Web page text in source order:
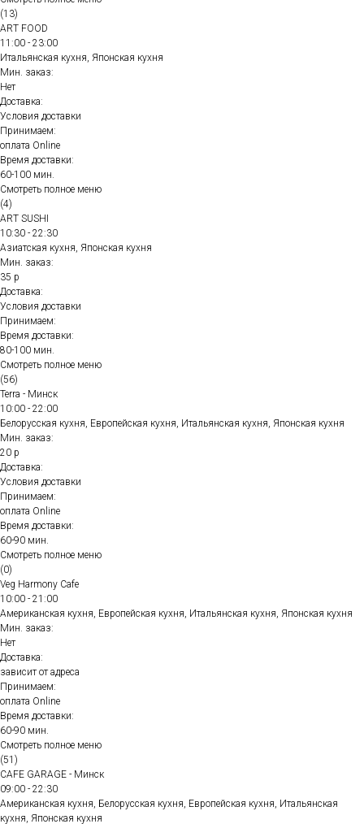
(13)
ART FOOD
11:00 - 23:00
Итальянская кухня, Японская кухня
Мин. заказ:
Нет
Доставка:
Условия доставки
Принимаем:
оплата Online
Время доставки:
60-100 мин.
Смотреть полное меню
(4)
ART SUSHI
10:30 - 22:30
Азиатская кухня, Японская кухня
Мин. заказ:
35 р
Доставка:
Условия доставки
Принимаем:
Время доставки:
80-100 мин.
Смотреть полное меню
(56)
Terra - Минск
10:00 - 22:00
Белорусская кухня, Европейская кухня, Итальянская кухня, Японская кухня
Мин. заказ:
20 р
Доставка:
Условия доставки
Принимаем:
оплата Online
Время доставки:
60-90 мин.
Смотреть полное меню
(0)
Veg Harmony Cafe
10:00 - 21:00
Американская кухня, Европейская кухня, Итальянская кухня, Японская кухня
Мин. заказ:
Нет
Доставка:
зависит от адреса
Принимаем:
оплата Online
Время доставки:
60-90 мин.
Смотреть полное меню
(51)
CAFE GARAGE - Минск
09:00 - 22:30
Американская кухня, Белорусская кухня, Европейская кухня, Итальянская
кухня, Японская кухня